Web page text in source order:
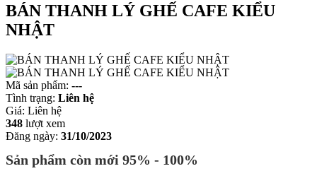
BÁN THANH LÝ GHẾ CAFE KIỂU
NHẬT
Mã sản phẩm: ---
Tình trạng: Liên hệ
Giá: Liên hệ
348 lượt xem
Đăng ngày: 31/10/2023
Sản phẩm còn mới 95% - 100%